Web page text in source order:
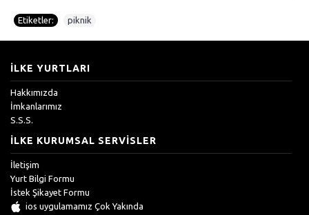
Etiketler: piknik
İLKE YURTLARI
Hakkımızda
İmkanlarımız
S.S.S.
İLKE KURUMSAL SERVISLER
İletişim
Yurt Bilgi Formu
İstek Şikayet Formu
ios uygulamamız Çok Yakında